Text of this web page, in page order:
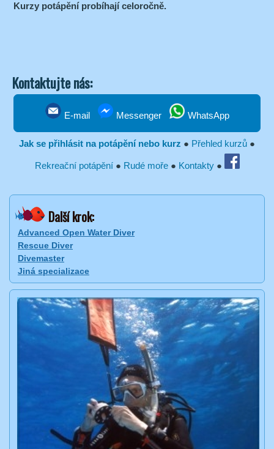
Kurzy potápění probíhají celoročně.
Kontaktujte nás:
E-mail Messenger WhatsApp
Jak se přihlásit na potápění nebo kurz ● Přehled kurzů ●
Rekreační potápění● Rudé moře● Kontakty●
Další krok:
Advanced Open Water Diver
Rescue Diver
Divemaster
Jiná specializace